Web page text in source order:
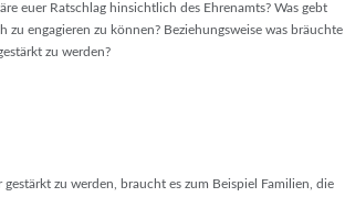
euer Ratschlag hinsichtlich des Ehrenamts? Was gebt
zu engagieren zu können? Beziehungsweise was bräuchte
zu werden?
zu werden, braucht es zum Beispiel Familien, die